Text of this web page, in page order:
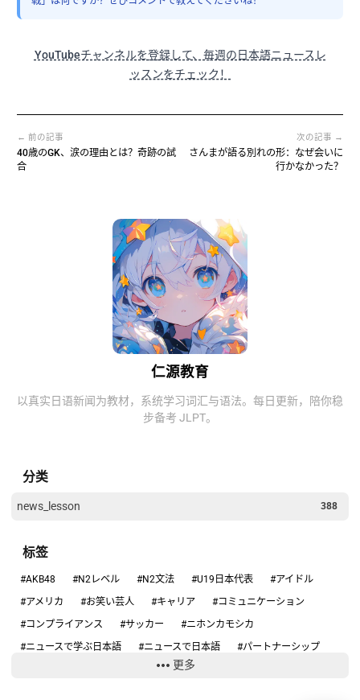
仁源教育
以真实日语新闻为教材，系统学习词汇与语法。每日更新，陪你稳
步备考 JLPT。
分类
news_lesson 388
标签
#AKB48 #N2レベル #N2文法 #U19日本代表
#アイドル
#アメリカ
#お笑い芸人 #キャリア
#コミュニケーション
#コンプライアンス
#サッカー
#ニホンカモシカ
#ニュースで学ぶ日本語
#ニュースで日本語
#パートナーシップ
#フィギュアスケート
更多
YouTubeチャンネルを登録して、毎週の日本語ニュースレ
ッスンをチェック！
← 前の記事
40歳のGK、涙の理由とは？奇跡の試
合
次の記事 →
さんまが語る別れの形：なぜ会いに
行かなかった？